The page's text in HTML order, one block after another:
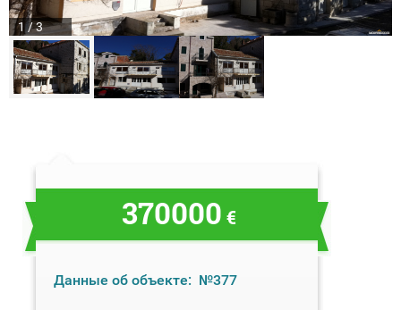
1 / 3
370000 €
Данные об объекте: №377